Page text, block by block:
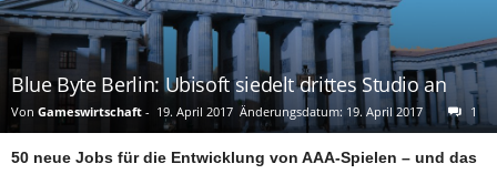
Blue Byte Berlin: Ubisoft siedelt drittes Studio an
Von Gameswirtschaft - 19. April 2017 Änderungsdatum: 19. April 2017 1
50 neue Jobs für die Entwicklung von AAA-Spielen – und das